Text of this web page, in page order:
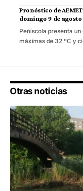
Pronóstico de
domingo 9 de agosto
Peñíscola presenta
máximas de 32 ºC y
Otras noticias